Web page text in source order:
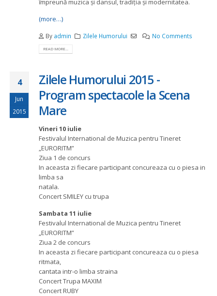
(more…)
By admin Zilele Humorului No Comments
READ MORE...
4
Jun
2015
Zilele Humorului 2015 -
Program spectacole la Scena
Mare
Vineri 10 iulie
Festivalul International de Muzica pentru Tineret
„EURORITM”
Ziua 1 de concurs
In aceasta zi fiecare participant concureaza cu o piesa in
limba sa
natala.
Concert SMILEY cu trupa
Sambata 11 iulie
Festivalul International de Muzica pentru Tineret
„EURORITM”
Ziua 2 de concurs
In aceasta zi fiecare participant concureaza cu o piesa
ritmata,
cantata intr-o limba straina
Concert Trupa MAXIM
Concert RUBY